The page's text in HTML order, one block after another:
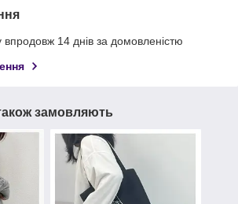
14 днів за домовленістю
замовляють